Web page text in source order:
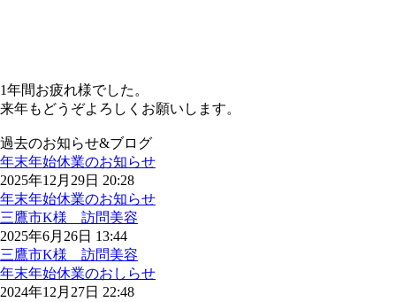
1年間お疲れ様でした。
来年もどうぞよろしくお願いします。
過去のお知らせ&ブログ
年末年始休業のお知らせ
2025年12月29日 20:28
年末年始休業のお知らせ
三鷹市K様 訪問美容
2025年6月26日 13:44
三鷹市K様 訪問美容
年末年始休業のおしらせ
2024年12月27日 22:48